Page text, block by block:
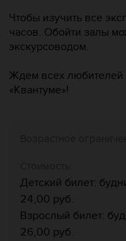
Чтобы изучить все
часов. Обойти залы
экскурсоводом.
Ждем всех любителей
«Квантуме»!
Детский билет:
24,00 руб.
Взрослый билет:
26,00 руб.